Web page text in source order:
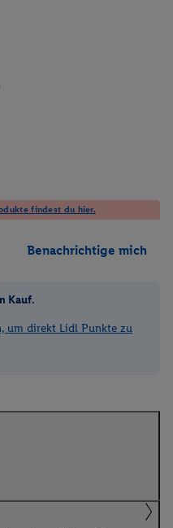
findest du hier.
Benachrichtige mich
Kauf.
um direkt Lidl Punkte zu